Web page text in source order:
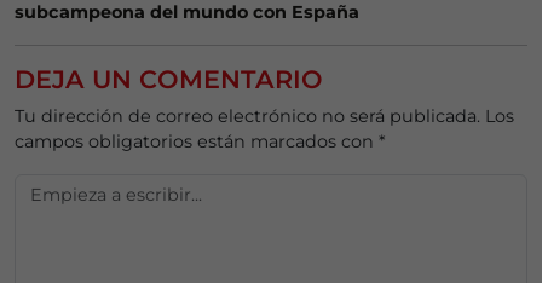
subcampeona del mundo con España
DEJA UN COMENTARIO
Tu dirección de correo electrónico no será publicada. Los
campos obligatorios están marcados con *